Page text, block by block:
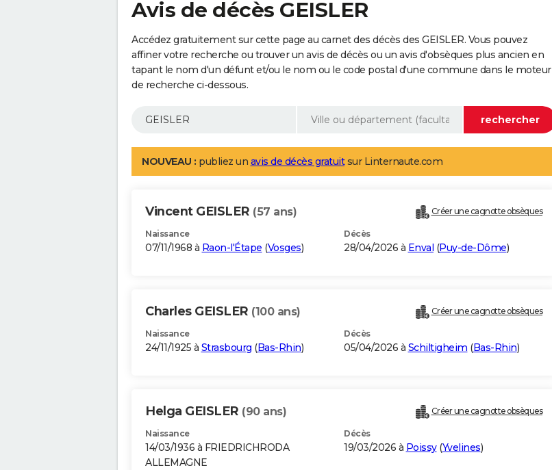
Avis de décès GEISLER
Accédez gratuitement sur cette page au carnet des décès des GEISLER. Vous pouvez
affiner votre recherche ou trouver un avis de décès ou un avis d'obsèques plus ancien en
tapant le nom d'un défunt et/ou le nom ou le code postal d'une commune dans le moteur
de recherche ci-dessous.
NOUVEAU : publiez un avis de décès gratuitsur Linternaute.com
Vincent GEISLER (57 ans) Créer une cagnotte obsèques
Naissance
07/11/1968 à Raon-l'Étape (Vosges)
Décès
28/04/2026 à Enval (Puy-de-Dôme)
Charles GEISLER (100 ans) Créer une cagnotte obsèques
Naissance
24/11/1925 à Strasbourg (Bas-Rhin)
Décès
05/04/2026 à Schiltigheim (Bas-Rhin)
Helga GEISLER (90 ans) Créer une cagnotte obsèques
Naissance
14/03/1936 à FRIEDRICHRODA
ALLEMAGNE
Décès
19/03/2026 à Poissy(Yvelines)